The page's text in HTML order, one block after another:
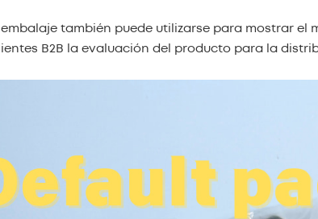
embalaje también puede utilizarse para mostrar el
B2B la evaluación del producto para la